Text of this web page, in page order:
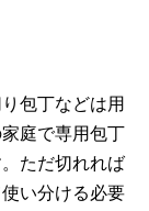
包丁などは用
庭で専用包丁
ただ切れれば
い分ける必要